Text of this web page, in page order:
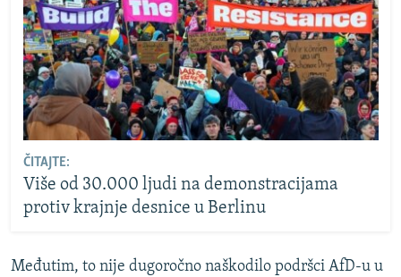
ČITAJTE:
Više od 30.000 ljudi na demonstracijama
protiv krajnje desnice u Berlinu
Međutim, to nije dugoročno naškodilo podršci AfD-u u